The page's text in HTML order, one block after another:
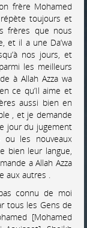
frère Mohamed
toujours et
frères que nous
et il a une Da’wa
nos jours, et
les meilleurs
à Allah Azza wa
ce qu’Il aime et
aussi bien en
, et je demande
jour du jugement
les nouveaux
bien leur langue,
a Allah Azza
aux autres .
connu de moi
tous les Gens de
[Mohamed